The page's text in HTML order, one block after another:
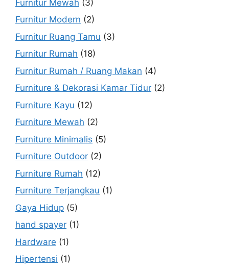
Furnitur Mewah (3)
Furnitur Modern (2)
Furnitur Ruang Tamu (3)
Furnitur Rumah (18)
Furnitur Rumah / Ruang Makan (4)
Furniture & Dekorasi Kamar Tidur (2)
Furniture Kayu (12)
Furniture Mewah (2)
Furniture Minimalis (5)
Furniture Outdoor (2)
Furniture Rumah (12)
Furniture Terjangkau (1)
Gaya Hidup (5)
hand spayer (1)
Hardware (1)
Hipertensi (1)